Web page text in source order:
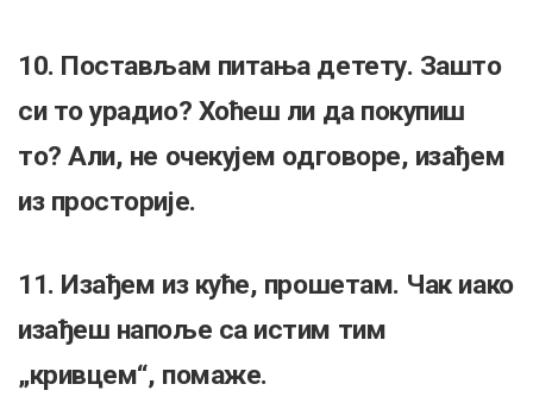
10. Постављам питања детету. Зашто
си то урадио? Хоћеш ли да покупиш
то? Али, не очекујем одговоре, изађем
из просторије.
11. Изађем из куће, прошетам. Чак иако
изађеш напоље са истим тим
„кривцем“, помаже.